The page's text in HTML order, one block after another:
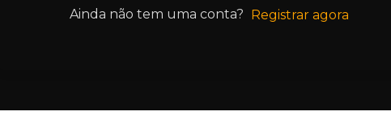
Ainda não tem uma conta? Registrar agora